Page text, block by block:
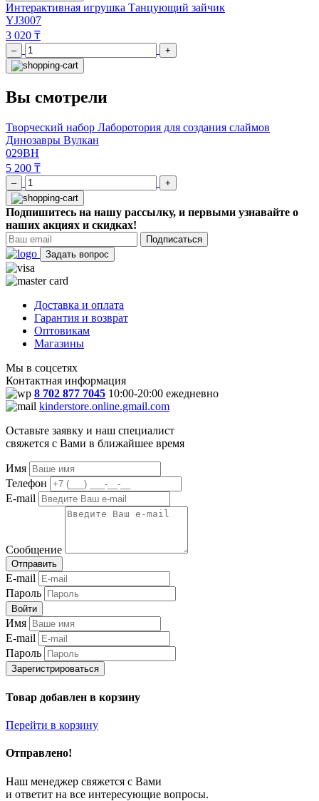
Интерактивная игрушка Танцующий зайчик
YJ3007
3 020 ₸
– +
Вы смотрели
Творческий набор Лаборотория для создания слаймов
Динозавры Вулкан
029BH
5 200 ₸
– +
Подпишитесь на нашу рассылку, и первыми узнавайте о
наших акциях и скидках!
Подписаться
Задать вопрос
Доставка и оплата
Гарантия и возврат
Оптовикам
Магазины
Мы в соцсетях
Контактная информация
8 702 877 7045 10:00-20:00 ежедневно
kinderstore.online.gmail.com
Оставьте заявку и наш специалист
свяжется с Вами в ближайшее время
Имя
Телефон
E-mail
Сообщение
Отправить
E-mail
Пароль
Войти
Имя
E-mail
Пароль
Зарегистрироваться
Товар добавлен в корзину
Перейти в корзину
Отправлено!
Наш менеджер свяжется с Вами
и ответит на все интересующие вопросы.